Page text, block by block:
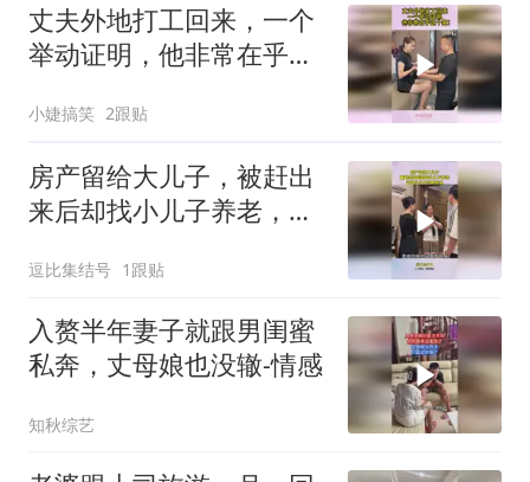
丈夫外地打工回来，一个
举动证明，他非常在乎这
小婕搞笑 2跟贴
房产留给大儿子，被赶出
来后却找小儿子养老，还
逗比集结号 1跟贴
入赘半年妻子就跟男闺蜜
私奔，丈母娘也没辙-情感
知秋综艺